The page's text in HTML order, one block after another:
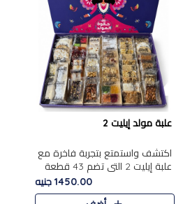
علبة مولد إيليت 2
اكتشف واستمتع بتجربة فاخرة مع
علبة إيليت 2 التي تضم 43 قطعة
تشكيلة من أرقى حلويات المولد
الشرقية المصرية الأصيلة ,معروضة
1450.00 جنيه